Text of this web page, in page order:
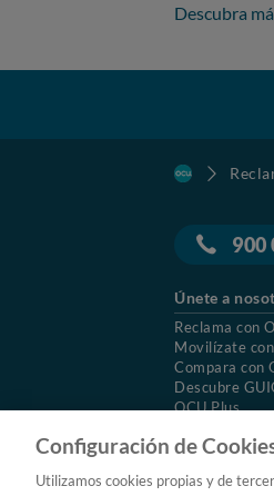
Descubra
900
Únete a
Reclama con
Movilízate
Compara con
Descubre
OCU Plus
Aviso Legal
Configuración de
Utilizamos cookies propias y de